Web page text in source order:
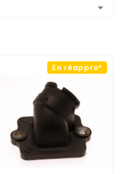

En réappro*